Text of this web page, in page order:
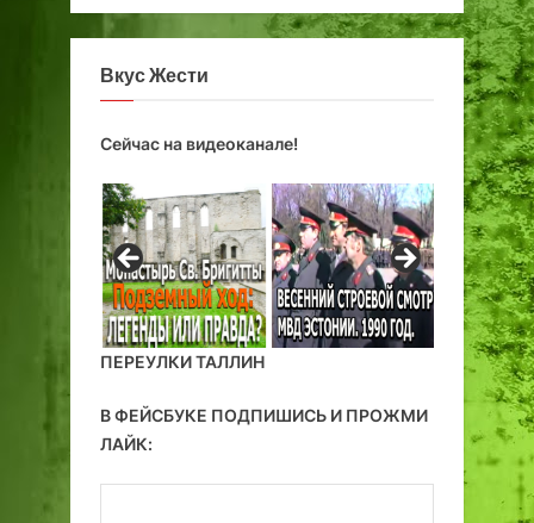
Вкус Жести
Сейчас на видеоканале!
ПЕРЕУЛКИ ТАЛЛИН
В ФЕЙСБУКЕ ПОДПИШИСЬ И ПРОЖМИ
ЛАЙК: